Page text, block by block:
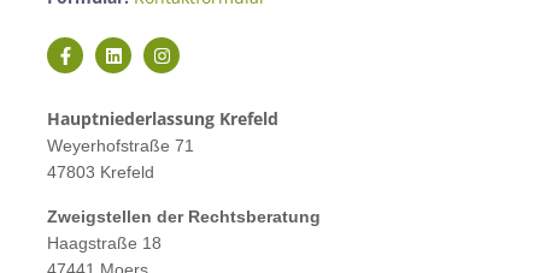
Hauptniederlassung Krefeld
Weyerhofstraße 71
47803 Krefeld
Zweigstellen der Rechtsberatung
Haagstraße 18